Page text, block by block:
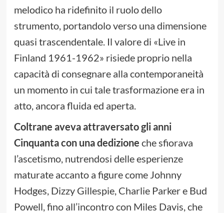
melodico ha ridefinito il ruolo dello
strumento, portandolo verso una dimensione
quasi trascendentale. Il valore di «Live in
Finland 1961-1962» risiede proprio nella
capacità di consegnare alla contemporaneità
un momento in cui tale trasformazione era in
atto, ancora fluida ed aperta.
Coltrane aveva attraversato gli anni
Cinquanta con una dedizione che sfiorava
l’ascetismo, nutrendosi delle esperienze
maturate accanto a figure come Johnny
Hodges, Dizzy Gillespie, Charlie Parker e Bud
Powell, fino all’incontro con Miles Davis, che